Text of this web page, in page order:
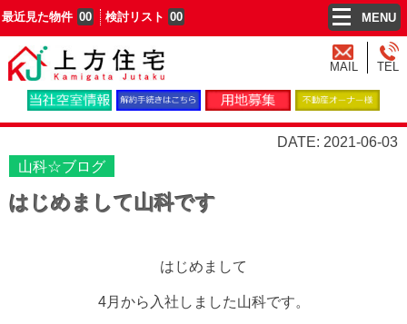
最近見た物件 00 検討リスト 00 MENU
MAIL TEL
DATE: 2021-06-03
山科☆ブログ
はじめまして山科です
はじめまして
4月から入社しました山科です。